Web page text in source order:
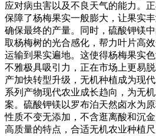
应对病虫害以及不良天气的能力。
保障了杨梅果实一般膨大，让果实
确保最终的产量。同时，硫酸钾镁
取杨梅树的光合感化，帮力叶片高
运输到果实遍地。这使得杨梅果实
不雅极具吸引力，正在市场上更易
产加快转型升级，无机种植成为现
系列产物现代农业成长趋向，为无
案。硫酸钾镁以罗布泊天然卤水为
性质不变无添加，不含逛离酸和沉
高质量的特点，合适无机农业种植